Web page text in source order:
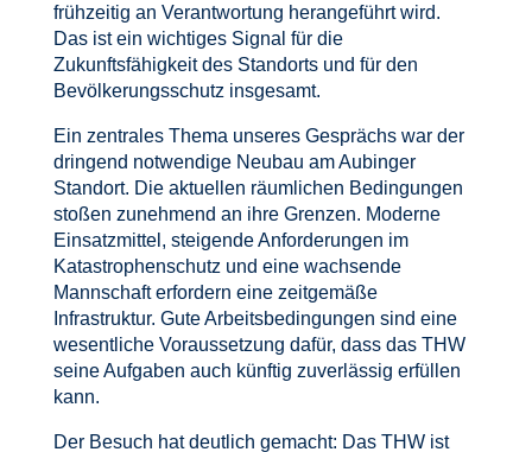
frühzeitig an Verantwortung herangeführt wird.
Das ist ein wichtiges Signal für die
Zukunftsfähigkeit des Standorts und für den
Bevölkerungsschutz insgesamt.
Ein zentrales Thema unseres Gesprächs war der
dringend notwendige Neubau am Aubinger
Standort. Die aktuellen räumlichen Bedingungen
stoßen zunehmend an ihre Grenzen. Moderne
Einsatzmittel, steigende Anforderungen im
Katastrophenschutz und eine wachsende
Mannschaft erfordern eine zeitgemäße
Infrastruktur. Gute Arbeitsbedingungen sind eine
wesentliche Voraussetzung dafür, dass das THW
seine Aufgaben auch künftig zuverlässig erfüllen
kann.
Der Besuch hat deutlich gemacht: Das THW ist